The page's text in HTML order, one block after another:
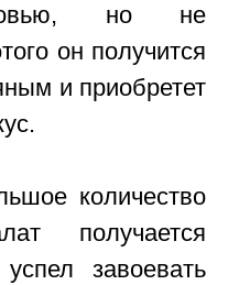
но не
он получится
и приобретет
количество
получается
завоевать